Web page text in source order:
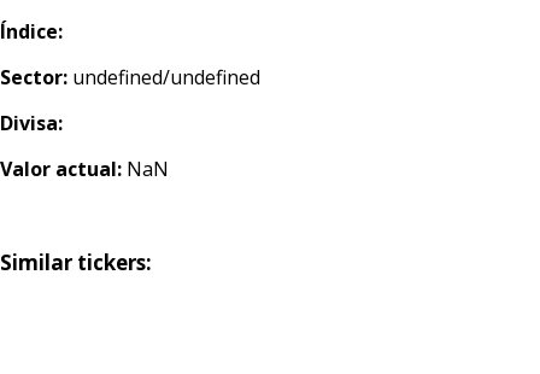
Índice:
Sector: undefined/undefined
Divisa:
Valor actual: NaN
Similar tickers: